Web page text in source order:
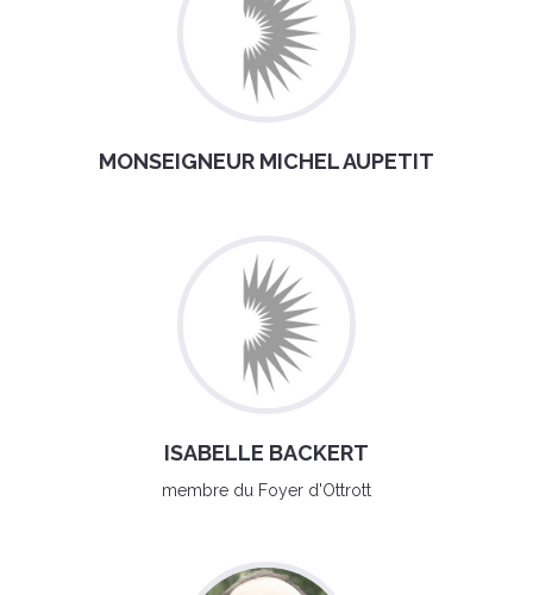
MONSEIGNEUR MICHEL AUPETIT
ISABELLE BACKERT
membre du Foyer d'Ottrott